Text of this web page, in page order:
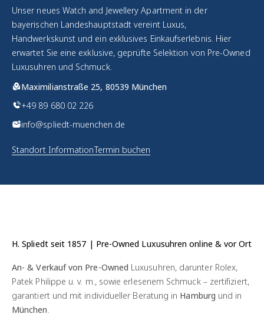
Unser neues Watch and Jewellery Apartment in der
bayerischen Landeshauptstadt vereint Luxus,
Handwerkskunst und ein exklusives Einkaufserlebnis. Hier
erwartet Sie eine exklusive, geprüfte Selektion von Pre-Owned
Luxusuhren und Schmuck.
Maximilianstraße 25, 80539 München
+49 89 680 02 226
info@spliedt-muenchen.de
Standort InformationTermin buchen
H. Spliedt seit 1857 | Pre-Owned Luxusuhren online & vor Ort
An- & Verkauf von Pre-Owned Luxusuhren, darunter Rolex,
Patek Philippe u. v. m., sowie erlesenem Schmuck – zertifiziert,
garantiert und mit individueller Beratung in Hamburg und in
München